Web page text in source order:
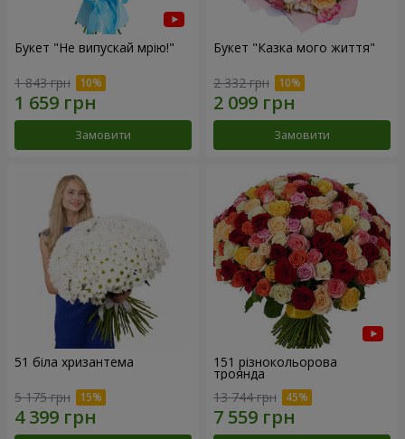
Букет "Не випускай мрію!"
1 843 грн
Замовити
Букет "Казка мого життя"
2 332 грн
Замовити
51 біла хризантема
5 175 грн
151 різнокольорова
троянда
13 744 грн